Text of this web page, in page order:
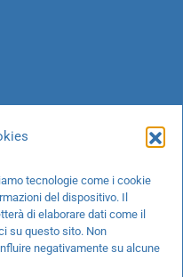
tecnologie come i cookie
del dispositivo. Il
di elaborare dati come il
su questo sito. Non
negativamente su alcune